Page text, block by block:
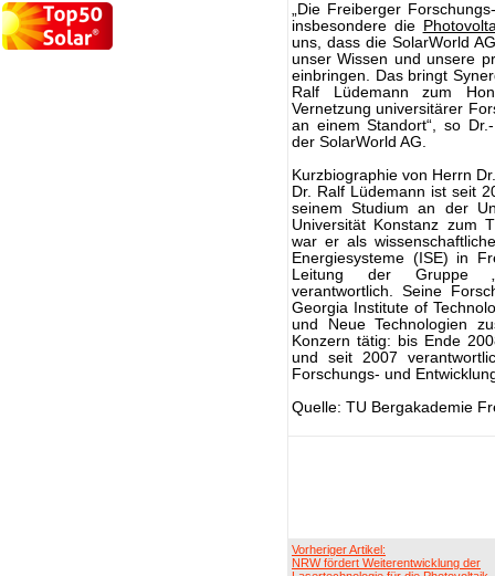
„Die Freiberger
insbesondere die
uns, dass die SolarWorld
unser Wissen und unsere
einbringen. Das bringt
Ralf Lüdemann zum
Vernetzung universitärer
an einem Standort“, so
der SolarWorld AG.
Kurzbiographie von Herrn
Dr. Ralf Lüdemann ist seit
seinem Studium an der
Universität Konstanz zum
war er als
Energiesysteme (ISE) in
Leitung der Gruppe
verantwortlich. Seine
Georgia Institute of
und Neue Technologien
Konzern tätig: bis Ende
und seit 2007
Forschungs- und
Quelle: TU Bergakademie
Vorheriger Artikel:
NRW fördert Weiterentwicklung der